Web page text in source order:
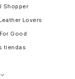
Shopper
Lovers
Good
tiendas